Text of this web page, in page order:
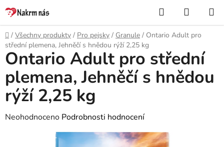
Přejít
na
obsah
Hledat
KOŠÍK
Domů
/ Všechny produkty / Pro pejsky / Granule / Ontario Adult pro
střední plemena, Jehněčí s hnědou rýží 2,25 kg
Ontario Adult pro střední
plemena, Jehněčí s hnědou
rýží 2,25 kg
Průměrné
Neohodnoceno Podrobnosti hodnocení